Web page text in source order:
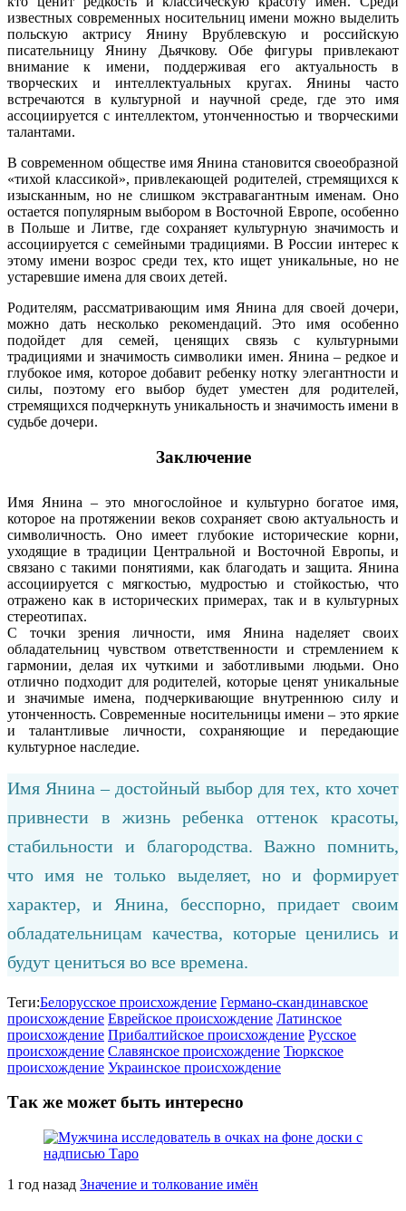
известных современных носительниц имени можно выделить
польскую актрису Янину Врублевскую и российскую
писательницу Янину Дьячкову. Обе фигуры привлекают
внимание к имени, поддерживая его актуальность в
творческих и интеллектуальных кругах. Янины часто
встречаются в культурной и научной среде, где это имя
ассоциируется с интеллектом, утонченностью и творческими
талантами.
В современном обществе имя Янина становится своеобразной
«тихой классикой», привлекающей родителей, стремящихся к
изысканным, но не слишком экстравагантным именам. Оно
остается популярным выбором в Восточной Европе, особенно
в Польше и Литве, где сохраняет культурную значимость и
ассоциируется с семейными традициями. В России интерес к
этому имени возрос среди тех, кто ищет уникальные, но не
устаревшие имена для своих детей.
Родителям, рассматривающим имя Янина для своей дочери,
можно дать несколько рекомендаций. Это имя особенно
подойдет для семей, ценящих связь с культурными
традициями и значимость символики имен. Янина – редкое и
глубокое имя, которое добавит ребенку нотку элегантности и
силы, поэтому его выбор будет уместен для родителей,
стремящихся подчеркнуть уникальность и значимость имени в
судьбе дочери.
Заключение
Имя Янина – это многослойное и культурно богатое имя,
которое на протяжении веков сохраняет свою актуальность и
символичность. Оно имеет глубокие исторические корни,
уходящие в традиции Центральной и Восточной Европы, и
связано с такими понятиями, как благодать и защита. Янина
ассоциируется с мягкостью, мудростью и стойкостью, что
отражено как в исторических примерах, так и в культурных
стереотипах.
С точки зрения личности, имя Янина наделяет своих
обладательниц чувством ответственности и стремлением к
гармонии, делая их чуткими и заботливыми людьми. Оно
отлично подходит для родителей, которые ценят уникальные
и значимые имена, подчеркивающие внутреннюю силу и
утонченность. Современные носительницы имени – это яркие
и талантливые личности, сохраняющие и передающие
культурное наследие.
Имя Янина – достойный выбор для тех, кто хочет
привнести в жизнь ребенка оттенок красоты,
стабильности и благородства. Важно помнить,
что имя не только выделяет, но и формирует
характер, и Янина, бесспорно, придает своим
обладательницам качества, которые ценились и
будут цениться во все времена.
Теги:Белорусское происхождение Германо-скандинавское
происхождение Еврейское происхождение Латинское
происхождение Прибалтийское происхождение Русское
происхождение Славянское происхождение Тюркское
происхождение Украинское происхождение
Так же может быть интересно
1 год назад Значение и толкование имён